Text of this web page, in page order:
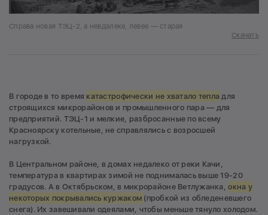
Справа новая ТЭЦ-2, а невдалеке, левее — старая
Скачать
В городе в то время катастрофически не хватало тепла для
строящихся микрорайонов и промышленного пара — для
предприятий. ТЭЦ-1 и мелкие, разбросанные по всему
Красноярску котельные, не справлялись с возросшей
нагрузкой.
В Центральном районе, в домах недалеко от реки Качи,
температура в квартирах зимой не поднималась выше 19-20
градусов. А в Октябрьском, в микрорайоне Ветлужанка,окна у
некоторых покрывались куржаком (пробкой из обледеневшего
снега). Их завешивали одеялами, чтобы меньше тянуло холодом.